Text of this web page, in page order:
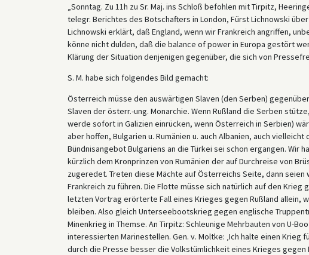
„Sonntag. Zu 11h zu Sr. Maj. ins Schloß befohlen mit Tirpitz,
telegr. Berichtes des Botschafters in London, Fürst Lichnowski
Lichnowski erklärt, daß England, wenn wir Frankreich angriffen,
könne nicht dulden, daß die balance of power in Europa gestört
Klärung der Situation denjenigen gegenüber, die sich von
S. M. habe sich folgendes Bild gemacht:
Österreich müsse den auswärtigen Slaven (den Serben)
Slaven der österr.-ung. Monarchie. Wenn Rußland die Serben
werde sofort in Galizien einrücken, wenn Österreich in Serbien)
aber hoffen, Bulgarien u. Rumänien u. auch Albanien, auch
Bündnisangebot Bulgariens an die Türkei sei schon ergangen. Wir
kürzlich dem Kronprinzen von Rumänien der auf Durchreise von
zugeredet. Treten diese Mächte auf Österreichs Seite, dann
Frankreich zu führen. Die Flotte müsse sich natürlich auf den Krieg
letzten Vortrag erörterte Fall eines Krieges gegen Rußland allein,
bleiben. Also gleich Unterseebootskrieg gegen englische
Minenkrieg in Themse. An Tirpitz: Schleunige Mehrbauten von U-
interessierten Marinestellen. Gen. v. Moltke: ‚Ich halte einen Krieg
durch die Presse besser die Volkstümlichkeit eines Krieges gegen